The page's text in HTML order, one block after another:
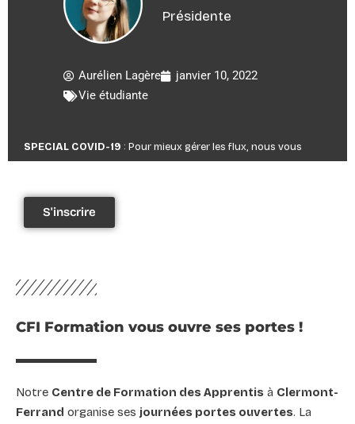
Présidente
Aurélien Lagère
janvier 10, 2022
Vie étudiante
SPECIAL COVID-19 : Pour mieux gérer les flux, nous vous
S'inscrire
CFI Formation vous ouvre ses portes !
Notre Centre de Formation des Apprentis à Clermont-
Ferrand organise ses journées portes ouvertes. La